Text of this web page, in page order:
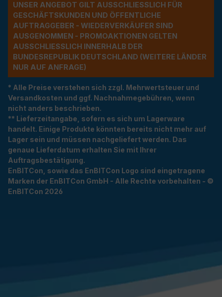
UNSER ANGEBOT GILT AUSSCHLIESSLICH FÜR G
ESCHÄFTSKUNDEN UND ÖFFENTLICHE A
UFTRAGGEBER - WIEDERVERKÄUFER SIND A
USGENOMMEN - PROMOAKTIONEN GELTEN A
USSCHLIESSLICH INNERHALB DER BU
NDESREPUBLIK DEUTSCHLAND (WEITERE LÄNDER NU
R AUF ANFRAGE)
* Alle Preise verstehen sich zzgl. Mehrwertsteuer und
Versandkosten und ggf. Nachnahmegebühren, wenn
nicht anders beschrieben.
** Lieferzeitangabe, sofern es sich um Lagerware
handelt. Einige Produkte könnten bereits nicht mehr auf
Lager sein und müssen nachgeliefert werden. Das
genaue Lieferdatum erhalten Sie mit Ihrer
Auftragsbestätigung.
EnBITCon, sowie das EnBITCon Logo sind eingetragene
Marken der EnBITCon GmbH - Alle Rechte vorbehalten - ©
EnBITCon 2026